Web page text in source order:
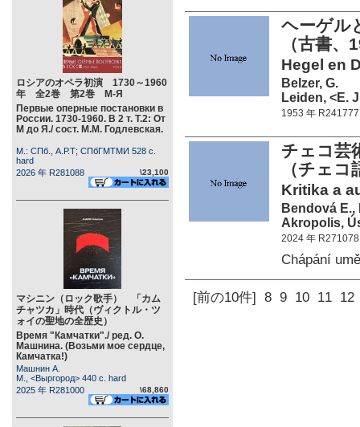
ロシアのオペラ初演 1730～1960
年 全2巻 第2巻 М-Я
Первые оперные постановки в
России. 1730-1960. В 2 т. Т.2: От
М до Я./ сост. М.М. Годлевская.
М.: СПб., А.Р.Т; СПбГМТМИ 528 c.
hard
2026 年 R281088
\23,100
マシニン（ロック歌手） 「カム
チャツカ」時代（ヴィクトル・ツ
ォイの聖地の全歴史）
Время "Камчатки"./ ред. О.
Машнина. (Возьми мое сердце,
Камчатка!)
Машнин А.
М., <Выргород> 440 c. hard
2025 年 R281000
\68,860
ヘーゲル
（古書、
Hegel en
Belzer, G.
Leiden, <E.
1953 年 R241777
チェコ芸
（チェコ
Kritika a
Bendová E.,
Akropolis,
2024 年 R271078
Chápání
[前の10件] 8 9 10 11 12